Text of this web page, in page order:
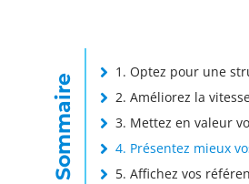
Sommaire
1. Optez pour une
2. Améliorez la
3. Mettez en valeur
4. Présentez mieux
5. Affichez vos